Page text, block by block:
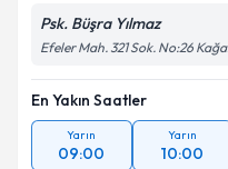
Psk. Büşra Yılmaz
Efeler Mah. 321 Sok. No:26
En Yakın Saatler
Yarın
09:00
Yarın
10:00